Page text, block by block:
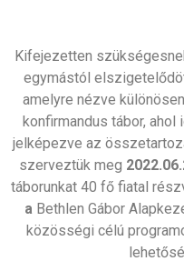
Kifejezetten
egymástól
amelyre nézve
konfirmandus tábor,
jelképezve az
szerveztük meg
táborunkat 40 fő fiatal
a Bethlen Gábor
közösségi célú